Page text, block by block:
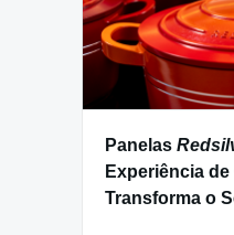
Panelas
Experiência
Transforma o